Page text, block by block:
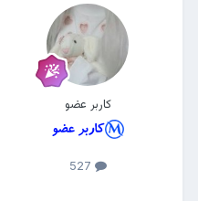
کاربر عضو